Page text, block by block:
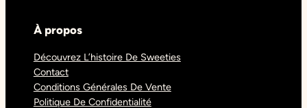
À propos
Découvrez L’histoire De Sweeties
Contact
Conditions Générales De Vente
Politique De Confidentialité